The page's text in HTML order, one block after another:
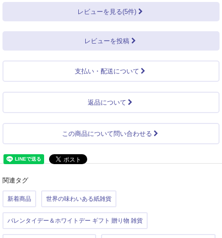
レビューを見る(5件)
レビューを投稿
支払い・配送について
返品について
この商品について問い合わせる
関連タグ
新着商品 世界の味わいある紙雑貨
バレンタイデー＆ホワイトデー ギフト 贈り物 雑貨